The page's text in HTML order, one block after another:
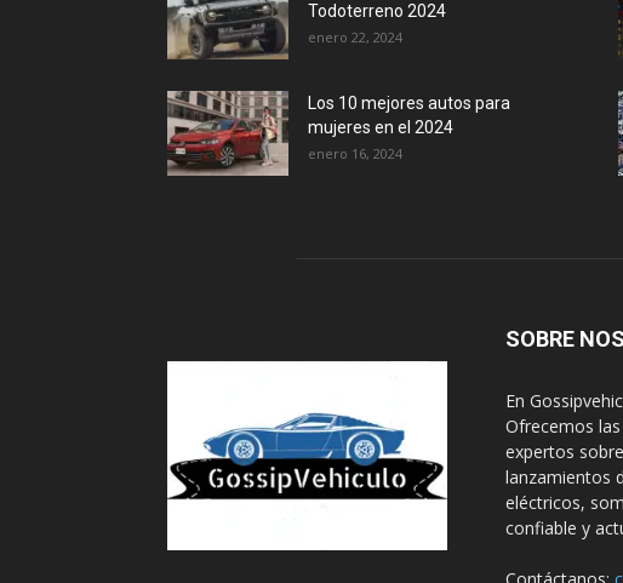
Todoterreno 2024
enero 22, 2024
Los 10 mejores autos para
mujeres en el 2024
enero 16, 2024
SOBRE
En
Ofrecemos
expertos
lanzamientos
eléctricos,
confiable y